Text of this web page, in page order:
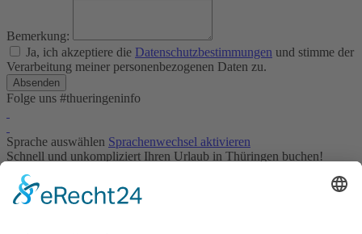
Bemerkung:
Ja, ich akzeptiere die Datenschutzbestimmungen und stimme der
Verarbeitung meiner personenbezogenen Daten zu.
Folge uns #thueringeninfo
Sprache auswählen Sprachenwechsel aktivieren
Schnell und unkompliziert Ihren Urlaub in Thüringen buchen!
Über uns